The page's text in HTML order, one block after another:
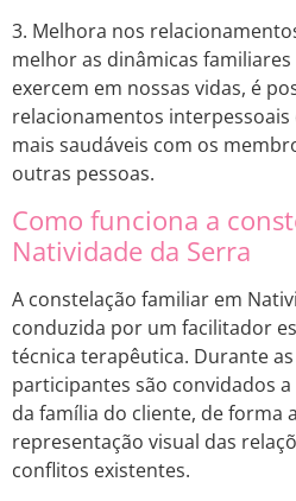
3. Melhora nos
melhor as dinâmicas
exercem em nossas vidas, é
relacionamentos interpessoais
mais saudáveis com os
outras pessoas.
Como funciona a
Natividade da Serra
A constelação familiar em
conduzida por um facilitador
técnica terapêutica. Durante as
participantes são convidados
da família do cliente, de forma
representação visual das
conflitos existentes.